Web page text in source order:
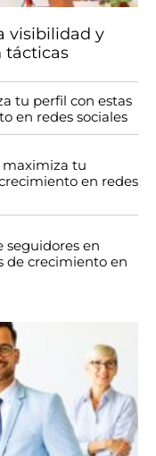
visibilidad y
tácticas
tu perfil con estas
en redes sociales
tu
en redes
seguidores en
de crecimiento en